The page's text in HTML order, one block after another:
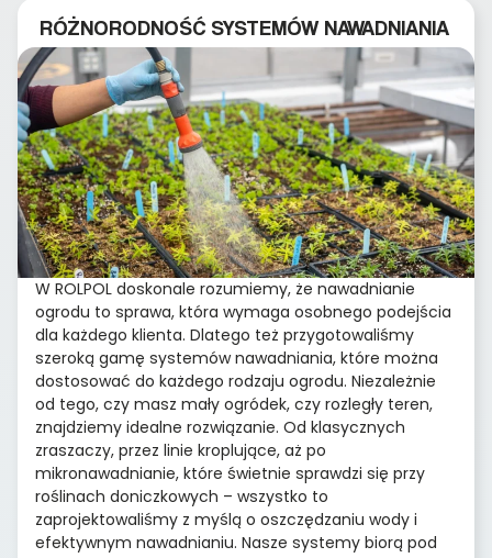
RÓŻNORODNOŚĆ SYSTEMÓW NAWADNIANIA
W ROLPOL doskonale rozumiemy, że nawadnianie
ogrodu to sprawa, która wymaga osobnego podejścia
dla każdego klienta. Dlatego też przygotowaliśmy
szeroką gamę systemów nawadniania, które można
dostosować do każdego rodzaju ogrodu. Niezależnie
od tego, czy masz mały ogródek, czy rozległy teren,
znajdziemy idealne rozwiązanie. Od klasycznych
zraszaczy, przez linie kroplujące, aż po
mikronawadnianie, które świetnie sprawdzi się przy
roślinach doniczkowych – wszystko to
zaprojektowaliśmy z myślą o oszczędzaniu wody i
efektywnym nawadnianiu. Nasze systemy biorą pod